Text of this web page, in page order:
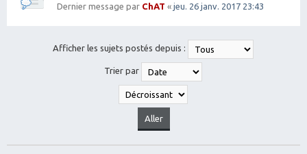
Dernier message par ChAT « jeu. 26 janv. 2017 23:43
Afficher les sujets postés depuis :
Trier par